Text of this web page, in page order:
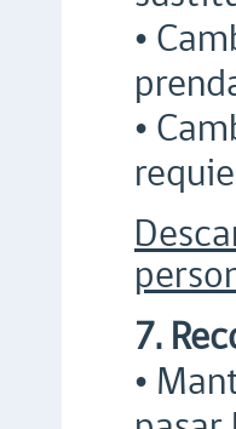
•
•
7.
•